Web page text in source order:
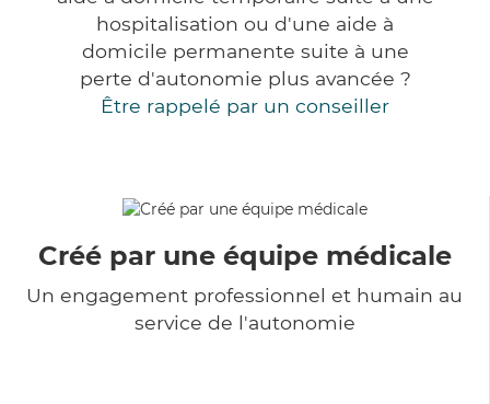
hospitalisation ou d'une aide à
domicile permanente suite à une
perte d'autonomie plus avancée ?
Être rappelé par un conseiller
Créé par une équipe médicale
Un engagement professionnel et humain au
service de l'autonomie